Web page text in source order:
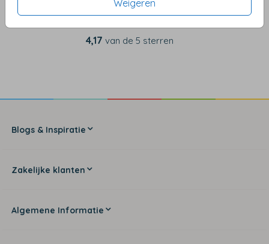
Weigeren
4,17 van de 5 sterren
Blogs & Inspiratie
Zakelijke klanten
Algemene Informatie